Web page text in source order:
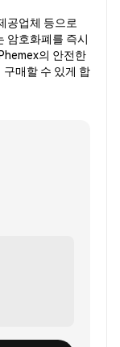
공업체 등으로
암호화폐를 즉시
의 안전한
매할 수 있게 합